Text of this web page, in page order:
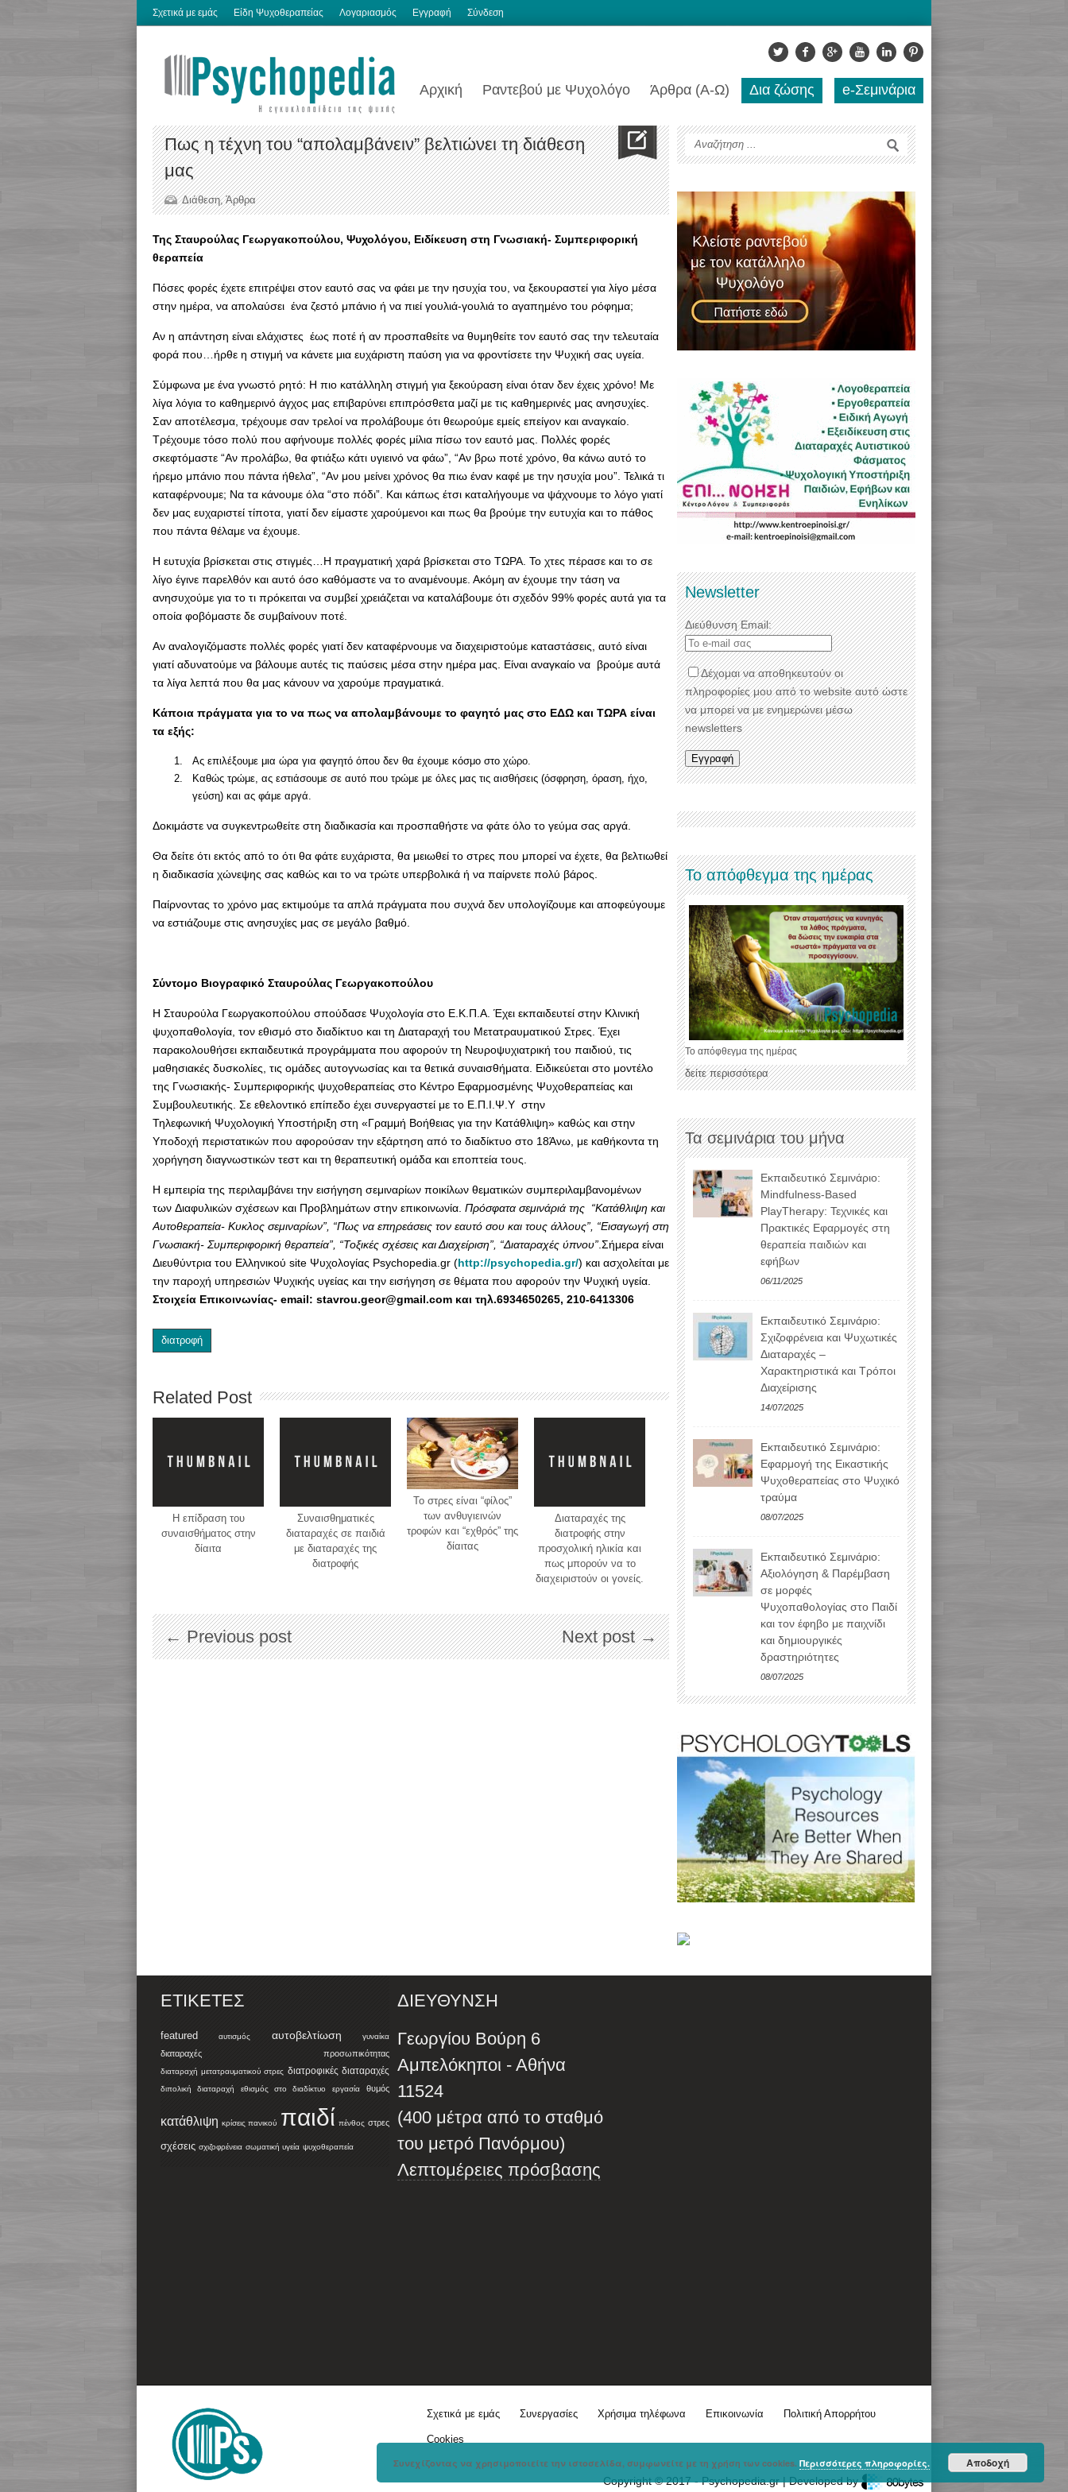
Σχετικά με εμάς Είδη Ψυχοθεραπείας Λογαριασμός Εγγραφή Σύνδεση
Αρχική Ραντεβού με Ψυχολόγο Άρθρα (Α-Ω) Δια ζώσης e-Σεμινάρια
Πως η τέχνη του “απολαμβάνειν” βελτιώνει τη διάθεση
μας
Διάθεση,Άρθρα
Της Σταυρούλας Γεωργακοπούλου, Ψυχολόγου, Ειδίκευση στη Γνωσιακή- Συμπεριφορική
θεραπεία
Πόσες φορές έχετε επιτρέψει στον εαυτό σας να φάει με την ησυχία του, να ξεκουραστεί για λίγο μέσα
στην ημέρα, να απολαύσει ένα ζεστό μπάνιο ή να πιεί γουλιά-γουλιά το αγαπημένο του ρόφημα;
Αν η απάντηση είναι ελάχιστες έως ποτέ ή αν προσπαθείτε να θυμηθείτε τον εαυτό σας την τελευταία
φορά που…ήρθε η στιγμή να κάνετε μια ευχάριστη παύση για να φροντίσετε την Ψυχική σας υγεία.
Σύμφωνα με ένα γνωστό ρητό: Η πιο κατάλληλη στιγμή για ξεκούραση είναι όταν δεν έχεις χρόνο! Με
λίγα λόγια το καθημερινό άγχος μας επιβαρύνει επιπρόσθετα μαζί με τις καθημερινές μας ανησυχίες.
Σαν αποτέλεσμα, τρέχουμε σαν τρελοί να προλάβουμε ότι θεωρούμε εμείς επείγον και αναγκαίο.
Τρέχουμε τόσο πολύ που αφήνουμε πολλές φορές μίλια πίσω τον εαυτό μας. Πολλές φορές
σκεφτόμαστε “Αν προλάβω, θα φτιάξω κάτι υγιεινό να φάω”, “Αν βρω ποτέ χρόνο, θα κάνω αυτό το
ήρεμο μπάνιο που πάντα ήθελα”, “Αν μου μείνει χρόνος θα πιω έναν καφέ με την ησυχία μου”. Τελικά τι
καταφέρνουμε; Να τα κάνουμε όλα “στο πόδι”. Και κάπως έτσι καταλήγουμε να ψάχνουμε το λόγο γιατί
δεν μας ευχαριστεί τίποτα, γιατί δεν είμαστε χαρούμενοι και πως θα βρούμε την ευτυχία και το πάθος
που πάντα θέλαμε να έχουμε.
Η ευτυχία βρίσκεται στις στιγμές…Η πραγματική χαρά βρίσκεται στο ΤΩΡΑ. Το χτες πέρασε και το σε
λίγο έγινε παρελθόν και αυτό όσο καθόμαστε να το αναμένουμε. Ακόμη αν έχουμε την τάση να
ανησυχούμε για το τι πρόκειται να συμβεί χρειάζεται να καταλάβουμε ότι σχεδόν 99% φορές αυτά για τα
οποία φοβόμαστε δε συμβαίνουν ποτέ.
Αν αναλογιζόμαστε πολλές φορές γιατί δεν καταφέρνουμε να διαχειριστούμε καταστάσεις, αυτό είναι
γιατί αδυνατούμε να βάλουμε αυτές τις παύσεις μέσα στην ημέρα μας. Είναι αναγκαίο να βρούμε αυτά
τα λίγα λεπτά που θα μας κάνουν να χαρούμε πραγματικά.
Κάποια πράγματα για το να πως να απολαμβάνουμε το φαγητό μας στο ΕΔΩ και ΤΩΡΑ είναι
τα εξής:
Ας επιλέξουμε μια ώρα για φαγητό όπου δεν θα έχουμε κόσμο στο χώρο.
Καθώς τρώμε, ας εστιάσουμε σε αυτό που τρώμε με όλες μας τις αισθήσεις (όσφρηση, όραση, ήχο,
γεύση) και ας φάμε αργά.
Δοκιμάστε να συγκεντρωθείτε στη διαδικασία και προσπαθήστε να φάτε όλο το γεύμα σας αργά.
Θα δείτε ότι εκτός από το ότι θα φάτε ευχάριστα, θα μειωθεί το στρες που μπορεί να έχετε, θα βελτιωθεί
η διαδικασία χώνεψης σας καθώς και το να τρώτε υπερβολικά ή να παίρνετε πολύ βάρος.
Παίρνοντας το χρόνο μας εκτιμούμε τα απλά πράγματα που συχνά δεν υπολογίζουμε και αποφεύγουμε
να εστιάζουμε στις ανησυχίες μας σε μεγάλο βαθμό.
Σύντομο Βιογραφικό Σταυρούλας Γεωργακοπούλου
Η Σταυρούλα Γεωργακοπούλου σπούδασε Ψυχολογία στο Ε.Κ.Π.Α. Έχει εκπαιδευτεί στην Κλινική
ψυχοπαθολογία, τον εθισμό στο διαδίκτυο και τη Διαταραχή του Μετατραυματικού Στρες. Έχει
παρακολουθήσει εκπαιδευτικά προγράμματα που αφορούν τη Νευροψυχιατρική του παιδιού, τις
μαθησιακές δυσκολίες, τις ομάδες αυτογνωσίας και τα θετικά συναισθήματα. Ειδικεύεται στο μοντέλο
της Γνωσιακής- Συμπεριφορικής ψυχοθεραπείας στο Κέντρο Εφαρμοσμένης Ψυχοθεραπείας και
Συμβουλευτικής. Σε εθελοντικό επίπεδο έχει συνεργαστεί με το Ε.Π.Ι.Ψ.Υ στην
Τηλεφωνική Ψυχολογική Υποστήριξη στη «Γραμμή Βοήθειας για την Κατάθλιψη» καθώς και στην
Υποδοχή περιστατικών που αφορούσαν την εξάρτηση από το διαδίκτυο στο 18Άνω, με καθήκοντα τη
χορήγηση διαγνωστικών τεστ και τη θεραπευτική ομάδα και εποπτεία τους.
Η εμπειρία της περιλαμβάνει την εισήγηση σεμιναρίων ποικίλων θεματικών συμπεριλαμβανομένων
των Διαφυλικών σχέσεων και Προβλημάτων στην επικοινωνία. Πρόσφατα σεμινάριά της “Κατάθλιψη και
Αυτοθεραπεία- Κυκλος σεμιναρίων”, “Πως να επηρεάσεις τον εαυτό σου και τους άλλους”, “Εισαγωγή στη
Γνωσιακή- Συμπεριφορική θεραπεία”, “Τοξικές σχέσεις και Διαχείριση”, “Διαταραχές ύπνου” .Σήμερα είναι
Διευθύντρια του Ελληνικού site Ψυχολογίας Psychopedia.gr (http://psychopedia.gr/) και ασχολείται με
την παροχή υπηρεσιών Ψυχικής υγείας και την εισήγηση σε θέματα που αφορούν την Ψυχική υγεία.
Στοιχεία Επικοινωνίας- email: stavrou.geor@gmail.com και τηλ.6934650265, 210-6413306
διατροφή
Related Post
Η επίδραση του
συναισθήματος στην
δίαιτα
Συναισθηματικές
διαταραχές σε παιδιά
με διαταραχές της
διατροφής
Το στρες είναι “φίλος”
των ανθυγιεινών
τροφών και “εχθρός” της
δίαιτας
Διαταραχές της
διατροφής στην
προσχολική ηλικία και
πως μπορούν να το
διαχειριστούν οι γονείς.
← Previous post Next post →
Newsletter
Διεύθυνση Email:
Δέχομαι να αποθηκευτούν οι
πληροφορίες μου από το website αυτό ώστε
να μπορεί να με ενημερώνει μέσω
newsletters
Το απόφθεγμα της ημέρας
Το απόφθεγμα της ημέρας
δείτε περισσότερα
Τα σεμινάρια του μήνα
Εκπαιδευτικό Σεμινάριο:
Mindfulness-Based
PlayTherapy: Τεχνικές και
Πρακτικές Εφαρμογές στη
θεραπεία παιδιών και
εφήβων
06/11/2025
Εκπαιδευτικό Σεμινάριο:
Σχιζοφρένεια και Ψυχωτικές
Διαταραχές –
Χαρακτηριστικά και Τρόποι
Διαχείρισης
14/07/2025
Εκπαιδευτικό Σεμινάριο:
Εφαρμογή της Εικαστικής
Ψυχοθεραπείας στο Ψυχικό
τραύμα
08/07/2025
Εκπαιδευτικό Σεμινάριο:
Αξιολόγηση & Παρέμβαση
σε μορφές
Ψυχοπαθολογίας στο Παιδί
και τον έφηβο με παιχνίδι
και δημιουργικές
δραστηριότητες
08/07/2025
ΕΤΙΚΈΤΕΣ
featured αυτισμός αυτοβελτίωση γυναίκα
διαταραχές προσωπικότητας
διαταραχή μετατραυματικού στρες διατροφικές διαταραχές
διπολική διαταραχή εθισμός στο διαδίκτυο εργασία θυμός
κατάθλιψη κρίσεις πανικού παιδί πένθος στρες
σχέσεις σχιζοφρένεια σωματική υγεία ψυχοθεραπεία
ΔΙΕΥΘΥΝΣΗ
Γεωργίου Βούρη 6
Αμπελόκηποι - Αθήνα
11524
(400 μέτρα από το σταθμό
του μετρό Πανόρμου)
Λεπτομέρειες πρόσβασης
Σχετικά με εμάς Συνεργασίες Χρήσιμα τηλέφωνα Επικοινωνία Πολιτική Απορρήτου
Cookies
Copyright © 2017 - Psychopedia.gr | Developed by
Συνεχίζοντας να χρησιμοποιείτε την ιστοσελίδα, συμφωνείτε με τη χρήση των cookies. Περισσότερες πληροφορίες. Αποδοχή